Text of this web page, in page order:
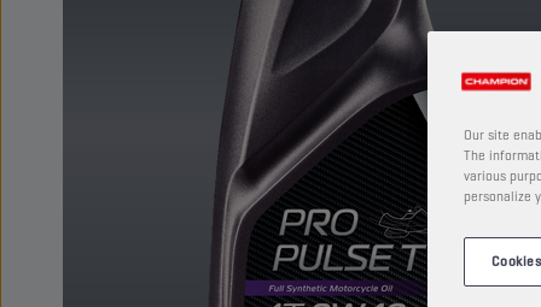
Our site
The
various
personalize